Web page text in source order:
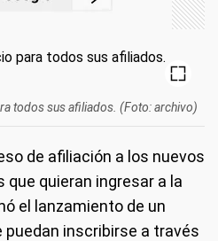
todos sus afiliados. (Foto: archivo)
de afiliación a los nuevos
que quieran ingresar a la
el lanzamiento de un
puedan inscribirse a través